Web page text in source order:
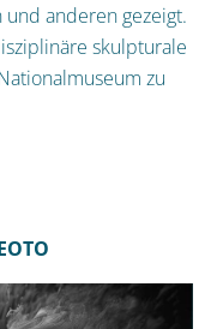
und anderen gezeigt.
skulpturale
zu